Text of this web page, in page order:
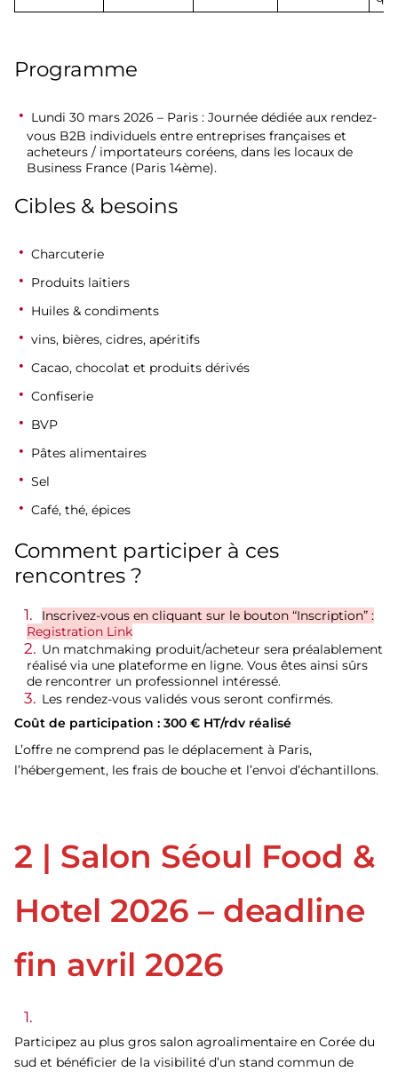
Programme
Lundi 30 mars 2026 – Paris: Journée dédiée aux rendez-
vous B2B individuels entre entreprises françaises et
acheteurs / importateurs coréens, dans les locaux de
Business France (Paris 14ème).
Cibles & besoins
Charcuterie
Produits laitiers
Huiles & condiments
vins, bières, cidres, apéritifs
Cacao, chocolat et produits dérivés
Confiserie
BVP
Pâtes alimentaires
Sel
Café, thé, épices
Comment participer à ces
rencontres ?
Inscrivez-vous en cliquant sur le bouton “Inscription” :
Registration Link
Un matchmaking produit/acheteur sera préalablement
réalisé via une plateforme en ligne. Vous êtes ainsi sûrs
de rencontrer un professionnel intéressé.
Les rendez-vous validés vous seront confirmés.
Coût de participation : 300 € HT/rdv réalisé
L’offre ne comprend pas le déplacement à Paris,
l’hébergement, les frais de bouche et l’envoi d’échantillons.
2 | Salon Séoul Food &
Hotel 2026 – deadline
fin avril 2026
Participez au plus gros salon agroalimentaire en Corée du
sud et bénéficier de la visibilité d’un stand commun de